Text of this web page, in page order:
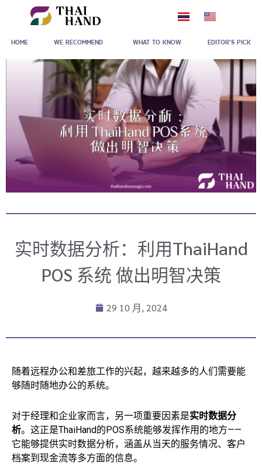
容
HOME WE RECOMMEND WHAT TO KNOW EDITOR'S PICK
实时数据分析：利用ThaiHand
POS 系统 做出明智决策
29 10 月, 2024
随着远程办公和差旅工作的兴起，越来越多的人们需要能
够随时随地办公的系统。
对于经理和企业家而言，另一项重要因素是实时数据分
析。这正是ThaiHand的POS系统能够发挥作用的地方——
它能够提供实时数据分析，涵盖从当天的服务情况、客户
档案到现金流等多方面的信息。